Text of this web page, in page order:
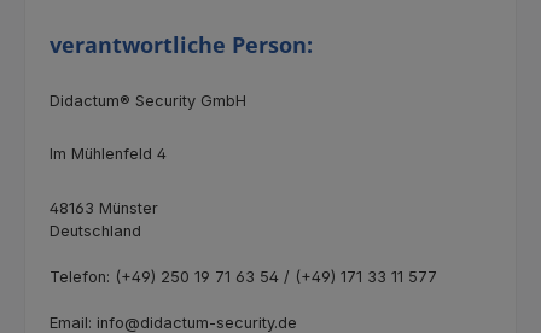
verantwortliche Person:
Didactum® Security GmbH
Im Mühlenfeld 4
48163 Münster
Deutschland
Telefon: (+49) 250 19 71 63 54 / (+49) 171 33 11 577
Email: info@didactum-security.de